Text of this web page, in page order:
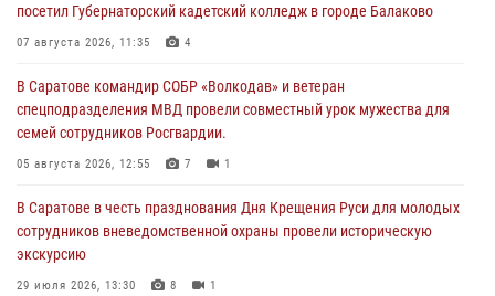
посетил Губернаторский кадетский колледж в городе Балаково
07 августа 2026, 11:35 4
В Саратове командир СОБР «Волкодав» и ветеран
спецподразделения МВД провели совместный урок мужества для
семей сотрудников Росгвардии.
05 августа 2026, 12:55 7 1
В Саратове в честь празднования Дня Крещения Руси для молодых
сотрудников вневедомственной охраны провели историческую
экскурсию
29 июля 2026, 13:30 8 1